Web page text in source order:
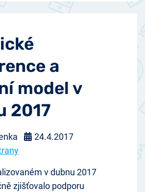
a
model v
2017
24.4.2017
v dubnu 2017
zjišťovalo podporu